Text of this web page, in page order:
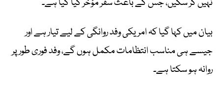
نہیں کر سکیں، جس کے باعث سفر مؤخر کیا گیا ہے۔
بیان میں کہا گیا کہ امریکی وفد روانگی کے لیے تیار ہے اور
جیسے ہی مناسب انتظامات مکمل ہوں گے، وفد فوری طور پر
روانہ ہو سکتا ہے۔